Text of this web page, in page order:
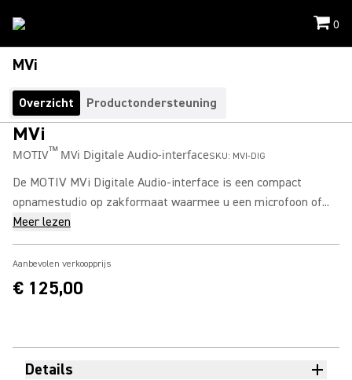
0
MVi
Overzicht Productondersteuning
MVi
MOTIV™MVi Digitale Audio-interfaceSKU: MVI-DIG
De MOTIV MVi Digitale Audio-interface is een compact
opnamestudio op zakformaat waarmee u een microfoon of...
Meer lezen
Aanbevolen verkoopprijs
€ 125,00
Details